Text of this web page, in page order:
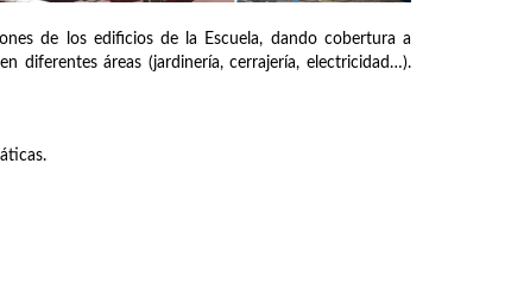
de los edificios de la Escuela, dando cobertura a
diferentes áreas (jardinería, cerrajería, electricidad…).